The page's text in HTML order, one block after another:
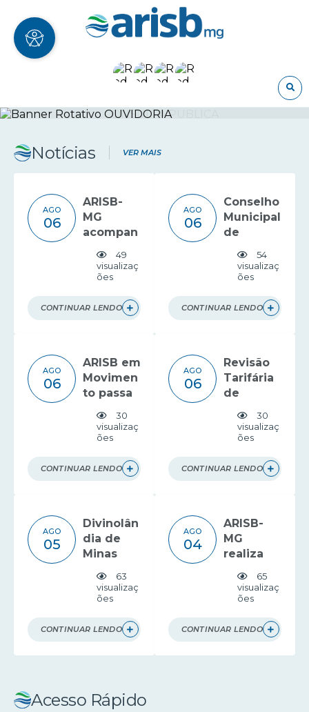
Notícias VER MAIS
ARISB-
MG
acompan
debate
da ARES-
PCJ
sobre
regulaçã
nto
06
AGO
49
visualizaç
ões
CONTINUAR LENDO
Conselho
Municipal
de
nto de
Formiga
recebe
apresent
ação de
06
AGO
54
visualizaç
ões
CONTINUAR LENDO
ARISB em
Movimen
to passa
Guanhãe
06
AGO
30
visualizaç
ões
CONTINUAR LENDO
Revisão
Tarifária
de
apresent
ada em
Bueno
Brandão
06
AGO
30
visualizaç
ões
CONTINUAR LENDO
Divinolân
dia de
Minas
ARISB em
Movimen
to
05
AGO
63
visualizaç
ões
CONTINUAR LENDO
ARISB-
MG
realiza
institucio
nal à
ABAR
04
AGO
65
visualizaç
ões
CONTINUAR LENDO
Acesso Rápido